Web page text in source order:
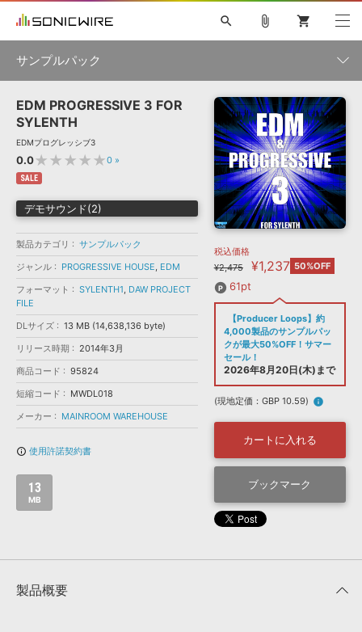
ソフト音源 »
プラグイン・エフェクト »
サンプルパック »
ソフトウェア／ツール »
DAW »
効果音 »
BGM »
キャンペーン »
ニュースレター »
SONICWIREブログ »
製品サポート情報 »
DTMガイド »
FAQ »
お問い合わせ »
音楽カード
楽曲配信流通サービス
無償のサウンド管理ソフト
次世代型 ボーカル・エディタ
APS 映像のBGM・セリフを音声分離
search
初音ミク NT 鏡音リン・レン V4X 巡音ルカ V4X
MEIKO V3
KAITO V3
TOONTRACK
SPITFIRE AUDIO
VIENNA
EZ DRUMMER 3
ライセンスフリーBGM
ボーカル抜き出し
DUBSTEP
MUTANT
ROUTER.FM
SONOCA
ソフト音源 プラグイン・エフェクト
ソフトウェア／ツール DAW 効果音
attach_file shopping_cart
サンプルパック
製品一覧
ジャンル
メーカー
フォーマット
ランキング
EDM PROGRESSIVE 3 FOR
SYLENTH
EDMプログレッシブ3
0.0★★★★★0 »
SALE
デモサウンド(2)
製品カテゴリ
サンプルパック
ジャンル
PROGRESSIVE HOUSE, EDM
フォーマット
SYLENTH1, DAW PROJECT
FILE
DLサイズ
13 MB (14,638,136 byte)
リリース時期
2014年3月
商品コード
95824
短縮コード
MWDL018
メーカー
MAINROOM WAREHOUSE
info_outline 使用許諾契約書
13
MB
税込価格
¥2,475
¥1,237 50%OFF
61pt
【Producer Loops】約
4,000製品のサンプルパッ
クが最大50%OFF！サマー
セール！
2026年8月20日(木)まで
(現地定価：GBP 10.59) info
カートに入れる
ブックマーク
製品概要